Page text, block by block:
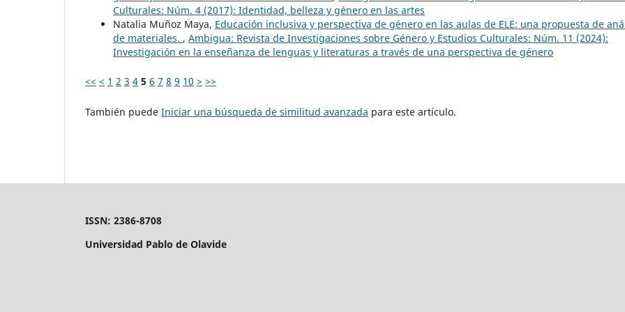
Culturales: Núm. 4 (2017): Identidad, belleza y género en las artes
Natalia Muñoz Maya, Educación inclusiva y perspectiva de género en las aulas de ELE: una propuesta de
de materiales. , Ambigua: Revista de Investigaciones sobre Género y Estudios Culturales: Núm. 11 (2024):
Investigación en la enseñanza de lenguas y literaturas a través de una perspectiva de género
<< < 1 2 3 4 5 6 7 8 9 10 > >>
También puede Iniciar una búsqueda de similitud avanzada para este artículo.
ISSN: 2386-8708
Universidad Pablo de Olavide